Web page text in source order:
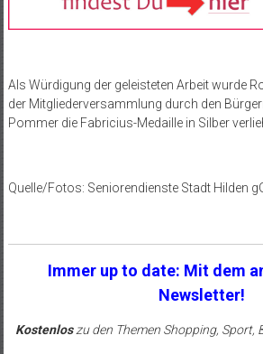
Als Würdigung der geleisteten Arbeit wurde
der Mitgliederversammlung durch den
Pommer die Fabricius-Medaille in Silber
Quelle/Fotos: Seniorendienste Stadt Hilden
Immer up to date: Mit dem
Newsletter!
Kostenloszu den Themen Shopping, Sport,